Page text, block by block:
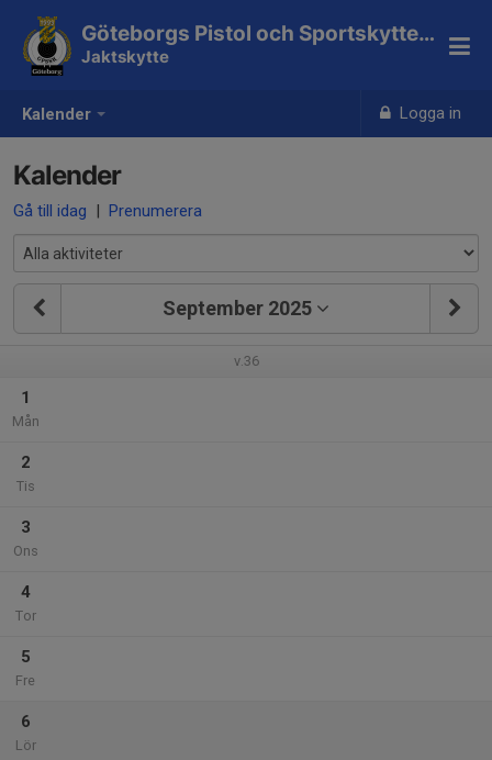
Kalender Logga in
Göteborgs Pistol och Sportskytteklubb
Jaktskytte
Kalender
Gå till idag | Prenumerera
September 2025
v.36
1
Mån
2
Tis
3
Ons
4
Tor
5
Fre
6
Lör